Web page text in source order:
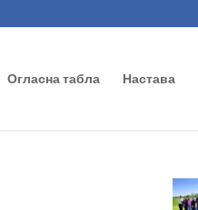
Огласна табла Настава